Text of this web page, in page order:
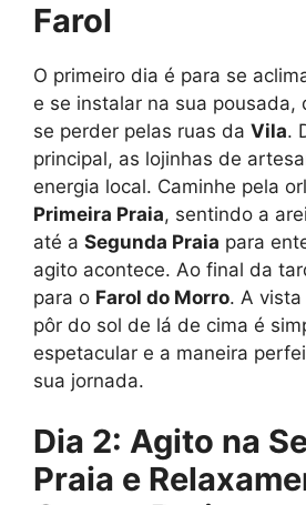
Farol
O primeiro dia é para se
e se instalar na sua pousada,
se perder pelas ruas da Vila.
principal, as lojinhas de
energia local. Caminhe pela
Primeira Praia, sentindo a
até a Segunda Praia para
agito acontece. Ao final da
para o Farol do Morro. A
pôr do sol de lá de cima é
espetacular e a maneira
sua jornada.
Dia 2: Agito na
Praia e